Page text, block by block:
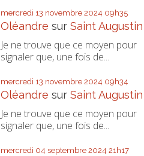
mercredi 13 novembre 2024 09h35
Oléandre sur Saint Augustin
Je ne trouve que ce moyen pour
signaler que, une fois de...
mercredi 13 novembre 2024 09h34
Oléandre sur Saint Augustin
Je ne trouve que ce moyen pour
signaler que, une fois de...
mercredi 04 septembre 2024 21h17